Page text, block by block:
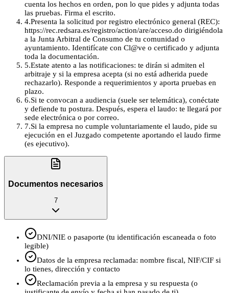
cuenta los hechos en orden, pon lo que pides y adjunta todas
las pruebas. Firma el escrito.
4.Presenta la solicitud por registro electrónico general (REC):
https://rec.redsara.es/registro/action/are/acceso.do dirigiéndola
a la Junta Arbitral de Consumo de tu comunidad o
ayuntamiento. Identifícate con Cl@ve o certificado y adjunta
toda la documentación.
5.Estate atento a las notificaciones: te dirán si admiten el
arbitraje y si la empresa acepta (si no está adherida puede
rechazarlo). Responde a requerimientos y aporta pruebas en
plazo.
6.Si te convocan a audiencia (suele ser telemática), conéctate
y defiende tu postura. Después, espera el laudo: te llegará por
sede electrónica o por correo.
7.Si la empresa no cumple voluntariamente el laudo, pide su
ejecución en el Juzgado competente aportando el laudo firme
(es ejecutivo).
Documentos necesarios
7
DNI/NIE o pasaporte (tu identificación escaneada o foto
legible)
Datos de la empresa reclamada: nombre fiscal, NIF/CIF si
lo tienes, dirección y contacto
Reclamación previa a la empresa y su respuesta (o